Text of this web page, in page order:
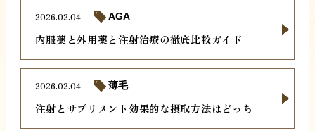
内服薬と外用薬と注射治療の徹底比較ガイド
2026.02.04 AGA
注射とサプリメント効果的な摂取方法はどっち
2026.02.04 薄毛